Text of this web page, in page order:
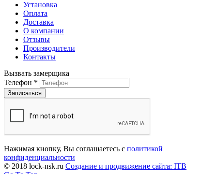
Установка
Оплата
Доставка
О компании
Отзывы
Производители
Контакты
Вызвать замерщика
Телефон *
Нажимая кнопку, Вы соглашаетесь с политикой
конфиденциальности
© 2018 lock-nsk.ru Создание и продвижение сайта: ITB